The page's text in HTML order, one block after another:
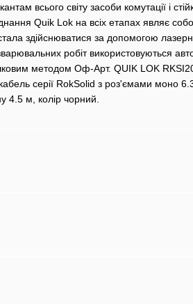
всього світу засоби комутації і
Quik Lok на всіх етапах являє
здійснюватися за допомогою
робіт використовуються
методом Оф-Арт. QUIK LOK
кабель серії RokSolid з роз'ємами
4.5 м, колір чорний.